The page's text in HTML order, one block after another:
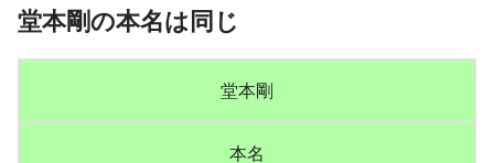
堂本剛の本名は同じ
堂本剛
本名